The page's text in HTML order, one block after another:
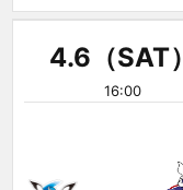
4.6（SAT）
16:00